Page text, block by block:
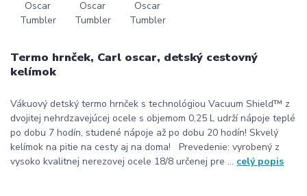
Termo hrnček, Carl oscar, detský cestovný
kelímok
Vákuový detský termo hrnček s technológiou Vacuum Shield™ z
dvojitej nehrdzavejúcej ocele s objemom 0,25 L udrží nápoje teplé
po dobu 7 hodín, studené nápoje až po dobu 20 hodín! Skvelý
kelímok na pitie na cesty aj na doma! Prevedenie: vyrobený z
vysoko kvalitnej nerezovej ocele 18/8 určenej pre ... celý popis